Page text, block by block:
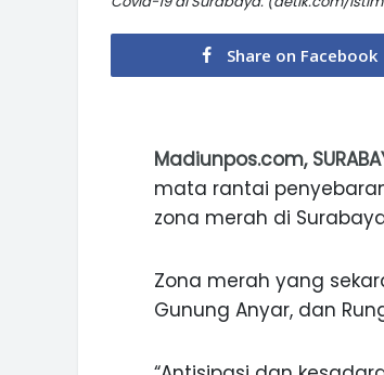
Share on Facebook
Madiunpos.com,
mata rantai
zona merah di
Zona merah yang
Gunung Anyar, dan